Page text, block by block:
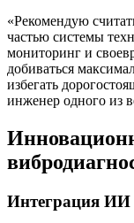
«Рекомендую
частью системы
мониторинг и
добиваться
избегать
инженер одного из
Интеграция ИИ